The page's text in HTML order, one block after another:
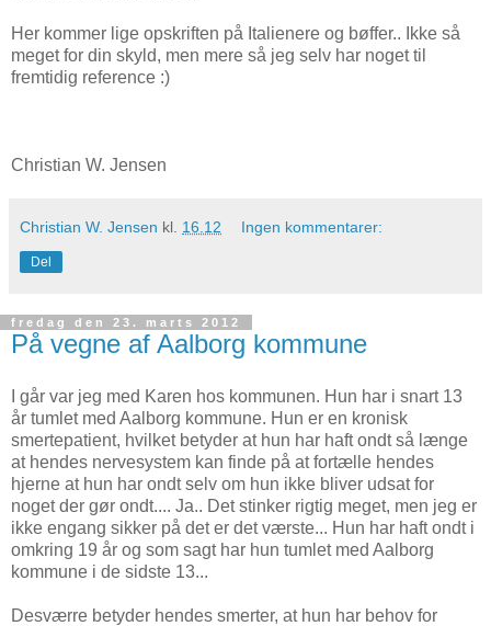
Her kommer lige opskriften på Italienere og bøffer.. Ikke så
meget for din skyld, men mere så jeg selv har noget til
fremtidig reference :)
Christian W. Jensen
Christian W. Jensen kl. 16.12 Ingen kommentarer:
Del
fredag den 23. marts 2012
På vegne af Aalborg kommune
I går var jeg med Karen hos kommunen. Hun har i snart 13
år tumlet med Aalborg kommune. Hun er en kronisk
smertepatient, hvilket betyder at hun har haft ondt så længe
at hendes nervesystem kan finde på at fortælle hendes
hjerne at hun har ondt selv om hun ikke bliver udsat for
noget der gør ondt.... Ja.. Det stinker rigtig meget, men jeg er
ikke engang sikker på det er det værste... Hun har haft ondt i
omkring 19 år og som sagt har hun tumlet med Aalborg
kommune i de sidste 13...
Desværre betyder hendes smerter, at hun har behov for